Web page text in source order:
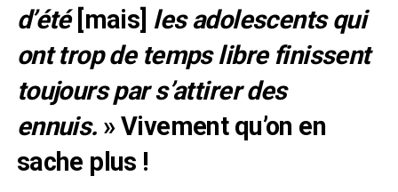
d’été[mais] les adolescents qui
ont trop de temps libre finissent
toujours par s’attirer des
ennuis. » Vivement qu’on en
sache plus !